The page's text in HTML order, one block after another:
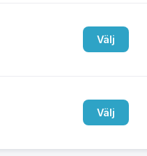
Välj
Välj